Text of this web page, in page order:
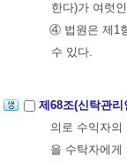
한다)가 여럿
④ 법원은 제1
수 있다.
제68조(신탁관
의로 수익자
을 수탁자에